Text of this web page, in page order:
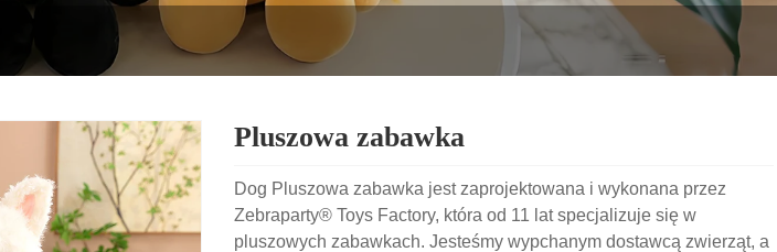
Pluszowa zabawka
Dog Pluszowa zabawka jest zaprojektowana i wykonana przez
Zebraparty® Toys Factory, która od 11 lat specjalizuje się w
pluszowych zabawkach. Jesteśmy wypchanym dostawcą zwierząt, a